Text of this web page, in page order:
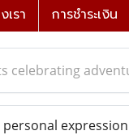
รา การชำระเงิน
celebrating
expression